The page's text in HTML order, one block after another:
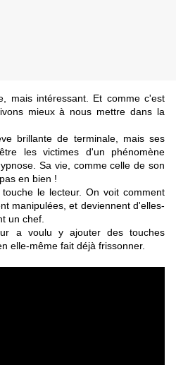
mais intéressant. Et comme c'est
mieux à nous mettre dans la
brillante de terminale, mais ses
les victimes d'un phénomène
Sa vie, comme celle de son
en bien !
le lecteur. On voit comment
manipulées, et deviennent d'elles-
un chef.
a voulu y ajouter des touches
elle-même fait déjà frissonner.